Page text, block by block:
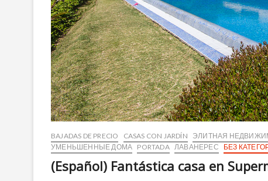
BAJADAS DE PRECIO CASAS CON JARDÍN ЭЛИТНАЯ
УМЕНЬШЕННЫЕ ДОМА PORTADA ЛАВАНЕРЕС БЕЗ
(Español) Fantástica casa en